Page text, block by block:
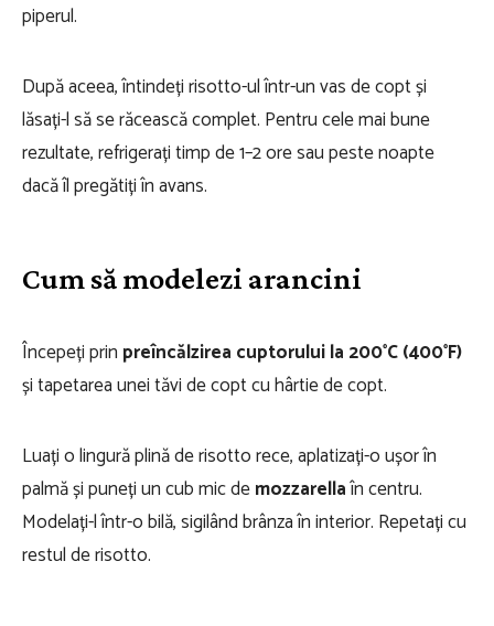
piperul.
După aceea, întindeți risotto-ul într-un vas de copt și
lăsați-l să se răcească complet. Pentru cele mai bune
rezultate, refrigerați timp de 1–2 ore sau peste noapte
dacă îl pregătiți în avans.
Cum să modelezi arancini
Începeți prin preîncălzirea cuptorului la 200°C (400°F)
și tapetarea unei tăvi de copt cu hârtie de copt.
Luați o lingură plină de risotto rece, aplatizați-o ușor în
palmă și puneți un cub mic demozzarellaîn centru.
Modelați-l într-o bilă, sigilând brânza în interior. Repetați cu
restul de risotto.